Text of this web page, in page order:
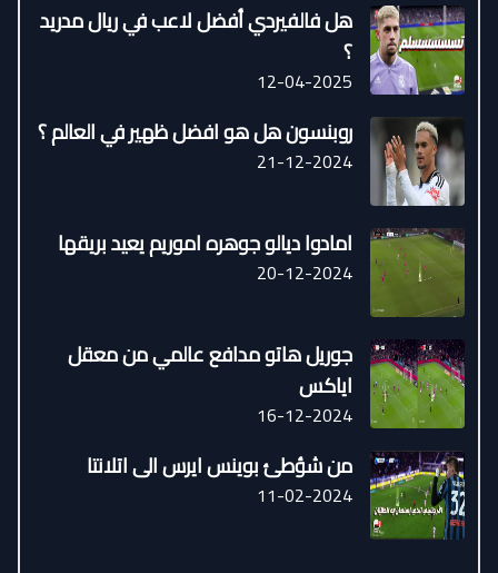
هل فالفيردي أفضل لاعب في ريال مدريد
؟
12-04-2025
روبنسون هل هو افضل ظهير في العالم ؟
21-12-2024
امادوا ديالو جوهره اموريم يعيد بريقها
20-12-2024
جوريل هاتو مدافع عالمي من معقل
اياكس
16-12-2024
من شؤطئ بوينس ايرس الى اتلانتا
11-02-2024